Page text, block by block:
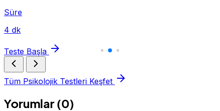
Süre
4 dk
Teste Başla
Tüm Psikolojik Testleri Keşfet
Yorumlar (0)